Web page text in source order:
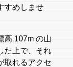
すめしませ
高 107m の山
た上で、それ
取れるアクセ